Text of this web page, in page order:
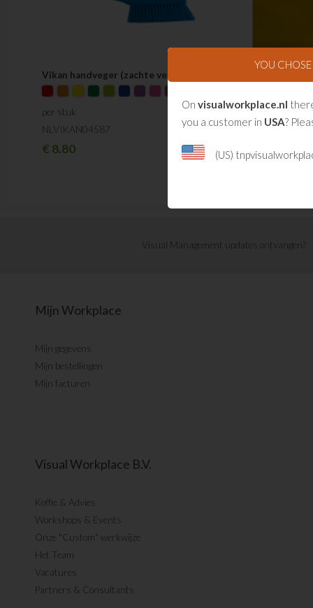
Vikan handveger (zachte vezels)
per stuk
NLVIKAN04587
€8.80
NLSB2001010
€8.95
Visual Management updates ontvangen?
Mijn Workplace
Mijn gegevens
Mijn bestellingen
Mijn facturen
Visual Workplace B.V.
Koffie & Advies
Workshops & Events
Onze "Custom" werkwijze
Het Team
Vacatures
Partners & Consultants
YOU CHOSE
On visualworkplace.nl
you a customer in USA?
(US)